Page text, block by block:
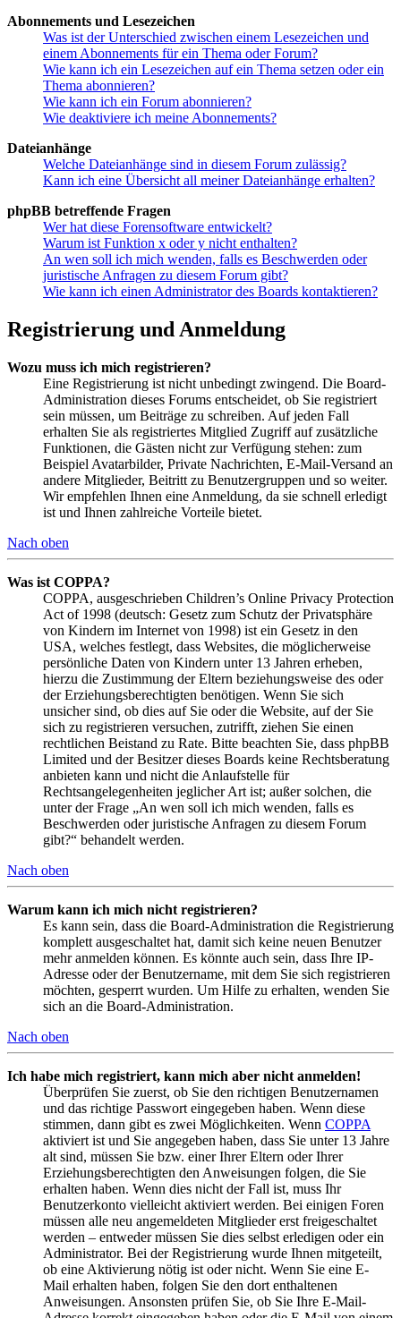
Abonnements und Lesezeichen
Was ist der Unterschied zwischen einem Lesezeichen und
einem Abonnements für ein Thema oder Forum?
Wie kann ich ein Lesezeichen auf ein Thema setzen oder ein
Thema abonnieren?
Wie kann ich ein Forum abonnieren?
Wie deaktiviere ich meine Abonnements?
Dateianhänge
Welche Dateianhänge sind in diesem Forum zulässig?
Kann ich eine Übersicht all meiner Dateianhänge erhalten?
phpBB betreffende Fragen
Wer hat diese Forensoftware entwickelt?
Warum ist Funktion x oder y nicht enthalten?
An wen soll ich mich wenden, falls es Beschwerden oder
juristische Anfragen zu diesem Forum gibt?
Wie kann ich einen Administrator des Boards kontaktieren?
Registrierung und Anmeldung
Wozu muss ich mich registrieren?
Eine Registrierung ist nicht unbedingt zwingend. Die Board-
Administration dieses Forums entscheidet, ob Sie registriert
sein müssen, um Beiträge zu schreiben. Auf jeden Fall
erhalten Sie als registriertes Mitglied Zugriff auf zusätzliche
Funktionen, die Gästen nicht zur Verfügung stehen: zum
Beispiel Avatarbilder, Private Nachrichten, E-Mail-Versand an
andere Mitglieder, Beitritt zu Benutzergruppen und so weiter.
Wir empfehlen Ihnen eine Anmeldung, da sie schnell erledigt
ist und Ihnen zahlreiche Vorteile bietet.
Nach oben
Was ist COPPA?
COPPA, ausgeschrieben Children’s Online Privacy Protection
Act of 1998 (deutsch: Gesetz zum Schutz der Privatsphäre
von Kindern im Internet von 1998) ist ein Gesetz in den
USA, welches festlegt, dass Websites, die möglicherweise
persönliche Daten von Kindern unter 13 Jahren erheben,
hierzu die Zustimmung der Eltern beziehungsweise des oder
der Erziehungsberechtigten benötigen. Wenn Sie sich
unsicher sind, ob dies auf Sie oder die Website, auf der Sie
sich zu registrieren versuchen, zutrifft, ziehen Sie einen
rechtlichen Beistand zu Rate. Bitte beachten Sie, dass phpBB
Limited und der Besitzer dieses Boards keine Rechtsberatung
anbieten kann und nicht die Anlaufstelle für
Rechtsangelegenheiten jeglicher Art ist; außer solchen, die
unter der Frage „An wen soll ich mich wenden, falls es
Beschwerden oder juristische Anfragen zu diesem Forum
gibt?“ behandelt werden.
Nach oben
Warum kann ich mich nicht registrieren?
Es kann sein, dass die Board-Administration die Registrierung
komplett ausgeschaltet hat, damit sich keine neuen Benutzer
mehr anmelden können. Es könnte auch sein, dass Ihre IP-
Adresse oder der Benutzername, mit dem Sie sich registrieren
möchten, gesperrt wurden. Um Hilfe zu erhalten, wenden Sie
sich an die Board-Administration.
Nach oben
Ich habe mich registriert, kann mich aber nicht anmelden!
Überprüfen Sie zuerst, ob Sie den richtigen Benutzernamen
und das richtige Passwort eingegeben haben. Wenn diese
stimmen, dann gibt es zwei Möglichkeiten. Wenn COPPA
aktiviert ist und Sie angegeben haben, dass Sie unter 13 Jahre
alt sind, müssen Sie bzw. einer Ihrer Eltern oder Ihrer
Erziehungsberechtigten den Anweisungen folgen, die Sie
erhalten haben. Wenn dies nicht der Fall ist, muss Ihr
Benutzerkonto vielleicht aktiviert werden. Bei einigen Foren
müssen alle neu angemeldeten Mitglieder erst freigeschaltet
werden – entweder müssen Sie dies selbst erledigen oder ein
Administrator. Bei der Registrierung wurde Ihnen mitgeteilt,
ob eine Aktivierung nötig ist oder nicht. Wenn Sie eine E-
Mail erhalten haben, folgen Sie den dort enthaltenen
Anweisungen. Ansonsten prüfen Sie, ob Sie Ihre E-Mail-